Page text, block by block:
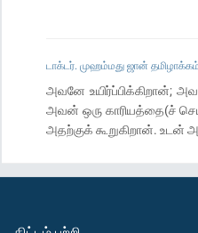
டாக்டர். முஹம்மது ஜான் தமிழாக்கம்
அவனே உயிர்ப்பிக்கிறான்;
அவன் ஒரு காரியத்தை(ச்
அதற்குக் கூறுகிறான். உடன்